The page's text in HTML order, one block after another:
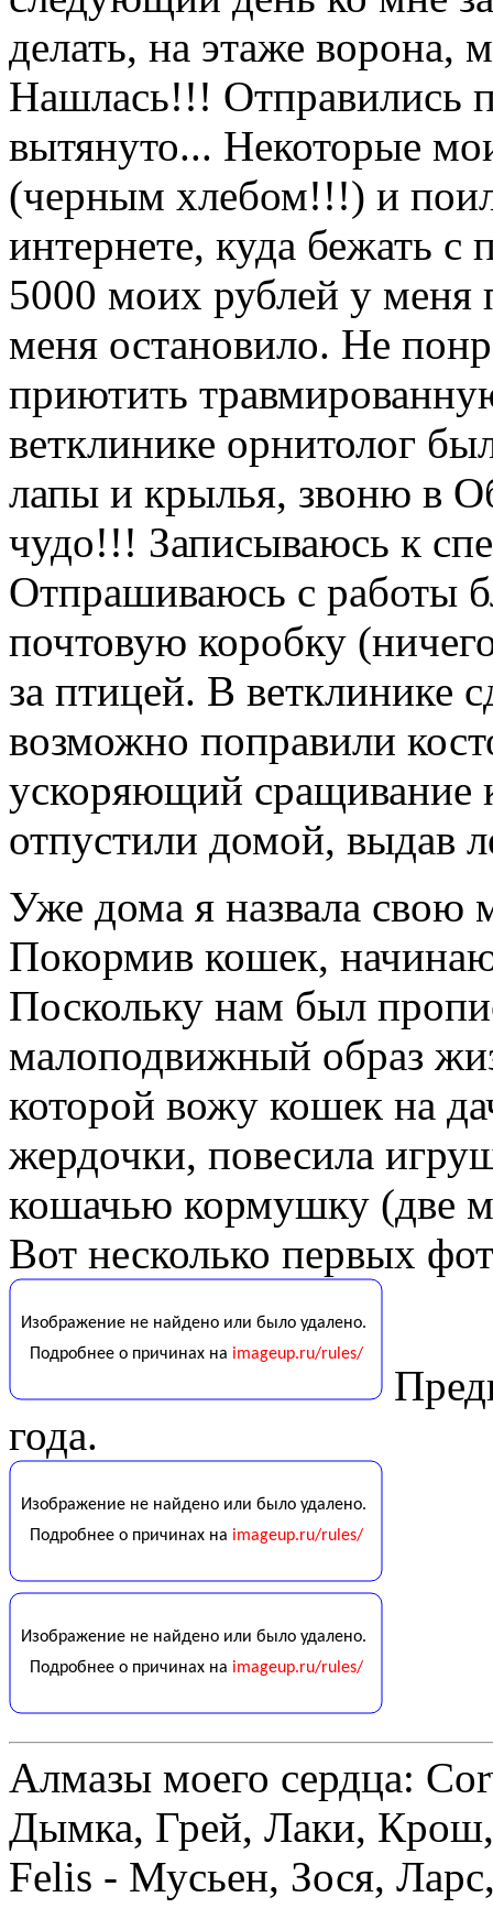
делать, на этаже ворона,
Нашлась!!! Отправились
вытянуто... Некоторые
(черным хлебом!!!) и
интернете, куда бежать
5000 моих рублей у меня
меня остановило. Не
приютить
ветклинике орнитолог
лапы и крылья, звоню в
чудо!!! Записываюсь к
Отпрашиваюсь с работы
почтовую коробку
за птицей. В ветклинике
возможно поправили
ускоряющий сращивание
отпустили домой, выдав
Уже дома я назвала
Покормив кошек,
Поскольку нам был
малоподвижный образ
которой вожу кошек на
жердочки, повесила
кошачью кормушку (две
Вот несколько первых
года.
Алмазы моего сердца:
Дымка, Грей, Лаки,
Felis - Мусьен, Зося,